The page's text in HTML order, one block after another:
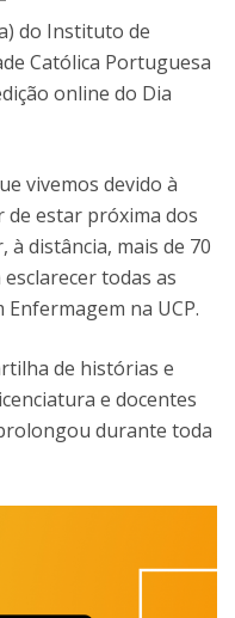
do Instituto de
Católica Portuguesa
online do Dia
vivemos devido à
de estar próxima dos
à distância, mais de 70
todas as
na UCP.
de histórias e
e docentes
durante toda